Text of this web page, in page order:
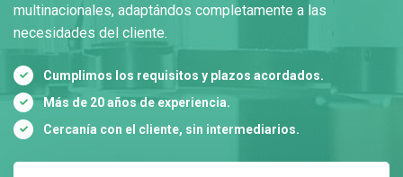
multinacionales, adaptándos completamente a las
necesidades del cliente.
Cumplimos los requisitos y plazos acordados.
Más de 20 años de experiencia.
Cercanía con el cliente, sin intermediarios.